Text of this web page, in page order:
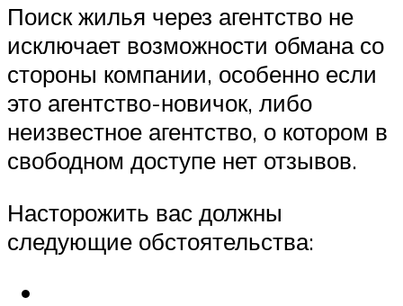
Поиск жилья через агентство не
исключает возможности обмана со
стороны компании, особенно если
это агентство-новичок, либо
неизвестное агентство, о котором в
свободном доступе нет отзывов.
Насторожить вас должны
следующие обстоятельства: